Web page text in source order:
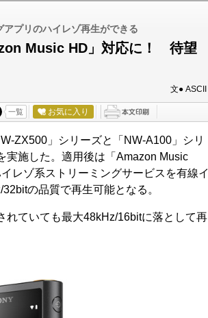
プリのハイレゾ再生ができる
Music HD」対応に！ 待望
文● ASCII
一覧 お気に入り
ZX500」シリーズと「NW-A100」シリ
実施した。適用後は「Amazon Music
レゾ系ストリーミングサービスを有線イ
の品質で再生可能となる。
ていても最大48kHz/16bitに落として再